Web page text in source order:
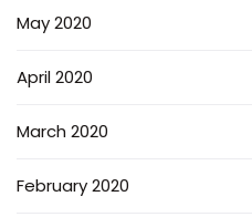
May 2020
April 2020
March 2020
February 2020